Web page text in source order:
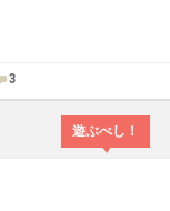
3
遊ぶべし！